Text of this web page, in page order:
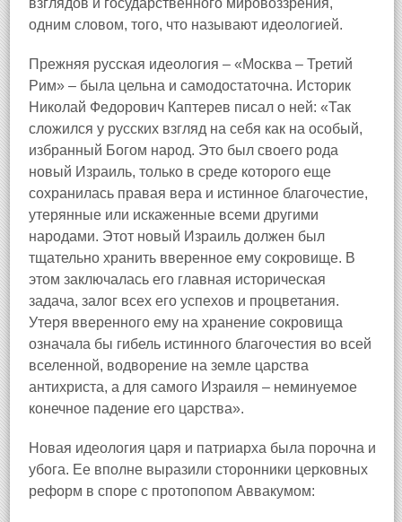
взглядов и государственного мировоззрения,
одним словом, того, что называют идеологией.
Прежняя русская идеология – «Москва – Третий
Рим» – была цельна и самодостаточна. Историк
Николай Федорович Каптерев писал о ней: «Так
сложился у русских взгляд на себя как на особый,
избранный Богом народ. Это был своего рода
новый Израиль, только в среде которого еще
сохранилась правая вера и истинное благочестие,
утерянные или искаженные всеми другими
народами. Этот новый Израиль должен был
тщательно хранить вверенное ему сокровище. В
этом заключалась его главная историческая
задача, залог всех его успехов и процветания.
Утеря вверенного ему на хранение сокровища
означала бы гибель истинного благочестия во всей
вселенной, водворение на земле царства
антихриста, а для самого Израиля – неминуемое
конечное падение его царства».
Новая идеология царя и патриарха была порочна и
убога. Ее вполне выразили сторонники церковных
реформ в споре с протопопом Аввакумом: